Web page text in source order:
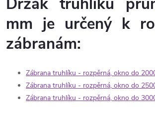
mm je určený k
zábranám:
Zábrana truhlíku - rozpěrná, okno do
Zábrana truhlíku - rozpěrná, okno do
Zábrana truhlíku - rozpěrná, okno do